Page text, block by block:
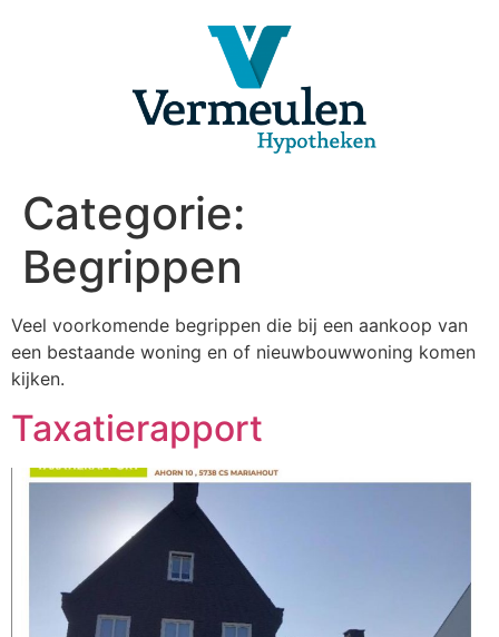
Categorie:
Begrippen
Veel voorkomende begrippen die bij een aankoop van
een bestaande woning en of nieuwbouwwoning komen
kijken.
Taxatierapport